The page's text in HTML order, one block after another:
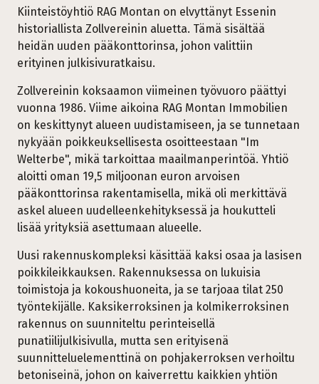
Kiinteistöyhtiö RAG Montan on elvyttänyt Essenin
historiallista Zollvereinin aluetta. Tämä sisältää
heidän uuden pääkonttorinsa, johon valittiin
erityinen julkisivuratkaisu.
Zollvereinin koksaamon viimeinen työvuoro päättyi
vuonna 1986. Viime aikoina RAG Montan Immobilien
on keskittynyt alueen uudistamiseen, ja se tunnetaan
nykyään poikkeuksellisesta osoitteestaan "Im
Welterbe", mikä tarkoittaa maailmanperintöä. Yhtiö
aloitti oman 19,5 miljoonan euron arvoisen
pääkonttorinsa rakentamisella, mikä oli merkittävä
askel alueen uudelleenkehityksessä ja houkutteli
lisää yrityksiä asettumaan alueelle.
Uusi rakennuskompleksi käsittää kaksi osaa ja lasisen
poikkileikkauksen. Rakennuksessa on lukuisia
toimistoja ja kokoushuoneita, ja se tarjoaa tilat 250
työntekijälle. Kaksikerroksinen ja kolmikerroksinen
rakennus on suunniteltu perinteisellä
punatiilijulkisivulla, mutta sen erityisenä
suunnitteluelementtinä on pohjakerroksen verhoiltu
betoniseinä, johon on kaiverrettu kaikkien yhtiön